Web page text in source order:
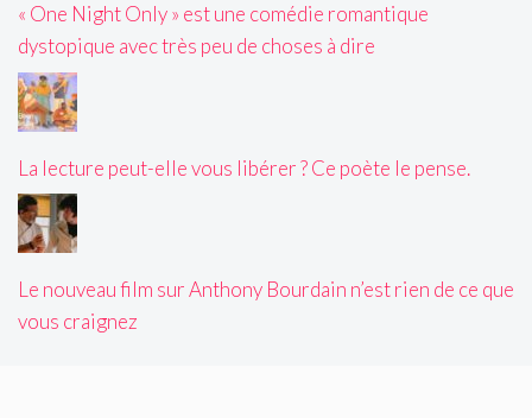
« One Night Only » est une comédie romantique
dystopique avec très peu de choses à dire
La lecture peut-elle vous libérer ? Ce poète le pense.
Le nouveau film sur Anthony Bourdain n’est rien de ce que
vous craignez